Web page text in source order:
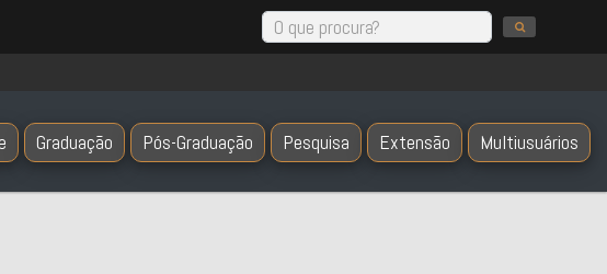
Graduação Pós-Graduação Pesquisa Extensão Multiusuários